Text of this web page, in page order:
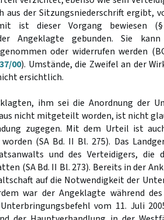
aus der Sitzungsniederschrift ergibt,
ist dieser Vorgang bewiesen (§
Angeklagte gebunden. Sie
oder widerrufen werden
00). Umstände, die Zweifel an der
ersichtlich.
ihm sei die Anordnung der
nicht mitgeteilt worden, ist nicht
zugegen. Mit dem Urteil ist
(SA Bd. II Bl. 275). Das
und des Verteidigers, die
(SA Bd. II Bl. 273). Bereits in der
auf die Notwendigkeit der
war der Angeklagte während
vom 11. Juli